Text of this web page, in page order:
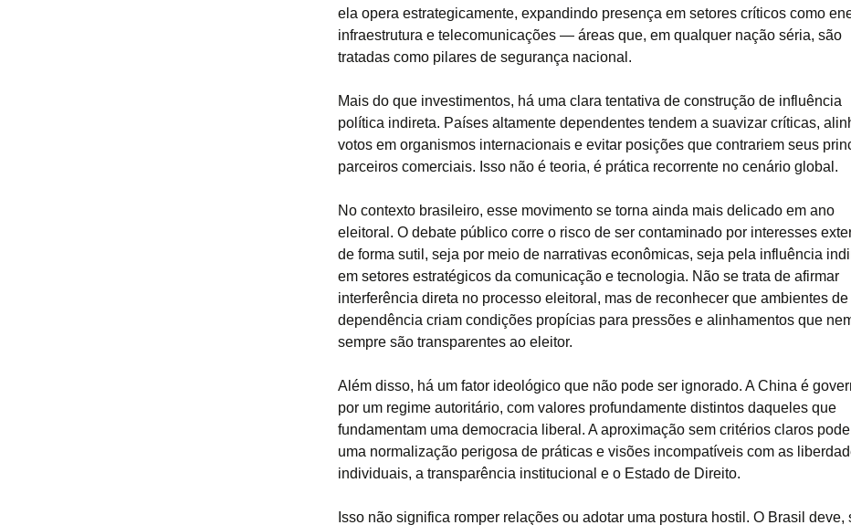
ela opera estrategicamente, expandindo presença em setores críticos como
infraestrutura e telecomunicações — áreas que, em qualquer nação séria, são
tratadas como pilares de segurança nacional.
Mais do que investimentos, há uma clara tentativa de construção de influência
política indireta. Países altamente dependentes tendem a suavizar críticas,
votos em organismos internacionais e evitar posições que contrariem seus
parceiros comerciais. Isso não é teoria, é prática recorrente no cenário global.
No contexto brasileiro, esse movimento se torna ainda mais delicado em ano
eleitoral. O debate público corre o risco de ser contaminado por interesses
de forma sutil, seja por meio de narrativas econômicas, seja pela influência
em setores estratégicos da comunicação e tecnologia. Não se trata de afirmar
interferência direta no processo eleitoral, mas de reconhecer que ambientes de
dependência criam condições propícias para pressões e alinhamentos que
sempre são transparentes ao eleitor.
Além disso, há um fator ideológico que não pode ser ignorado. A China é
por um regime autoritário, com valores profundamente distintos daqueles que
fundamentam uma democracia liberal. A aproximação sem critérios claros
uma normalização perigosa de práticas e visões incompatíveis com as
individuais, a transparência institucional e o Estado de Direito.
Isso não significa romper relações ou adotar uma postura hostil. O Brasil deve,